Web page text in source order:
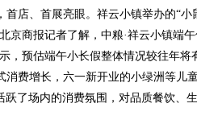
店、首展亮眼。祥云小镇举办的“小
京商报记者了解，中粮·祥云小镇端
，预估端午小长假整体情况较往年将
消费增长，六一新开业的小绿洲等儿
了场内的消费氛围，对品质餐饮、